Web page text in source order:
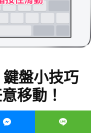
盤小技巧
移動！
密，接下來看看